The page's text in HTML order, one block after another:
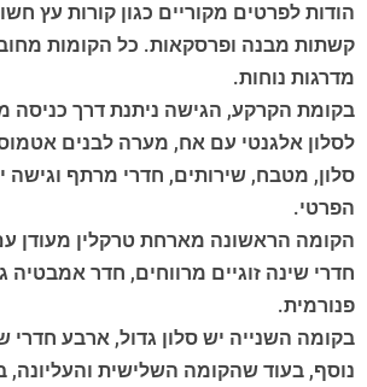
הודות לפרטים מקוריים כגון קורות עץ
קשתות מבנה ופרסקאות. כל הקומות
מדרגות נוחות.
בקומת הקרקע, הגישה ניתנת דרך כניסה
לסלון אלגנטי עם אח, מערה לבנים
סלון, מטבח, שירותים, חדרי מרתף וגישה
הפרטי.
הקומה הראשונה מארחת טרקלין מעודן
חדרי שינה זוגיים מרווחים, חדר אמבטיה
פנורמית.
בקומה השנייה יש סלון גדול, ארבע חדרי
נוסף, בעוד שהקומה השלישית